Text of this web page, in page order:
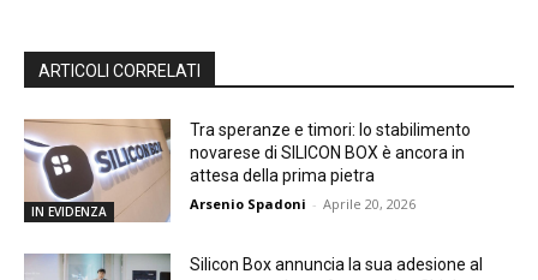
ARTICOLI CORRELATI
IN EVIDENZA
Tra speranze e timori: lo stabilimento
novarese di SILICON BOX è ancora in
attesa della prima pietra
Arsenio Spadoni - Aprile 20, 2026
Silicon Box annuncia la sua adesione al